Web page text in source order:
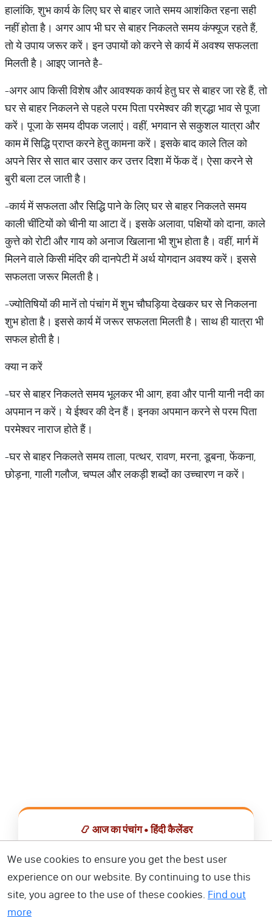
हालांकि, शुभ कार्य के लिए घर से बाहर जाते समय आशंकित रहना सही
नहीं होता है। अगर आप भी घर से बाहर निकलते समय कंफ्यूज रहते हैं,
तो ये उपाय जरूर करें। इन उपायों को करने से कार्य में अवश्य सफलता
मिलती है। आइए जानते है-
-अगर आप किसी विशेष और आवश्यक कार्य हेतु घर से बाहर जा रहे हैं, तो
घर से बाहर निकलने से पहले परम पिता परमेश्वर की श्रद्धा भाव से पूजा
करें। पूजा के समय दीपक जलाएं। वहीं, भगवान से सकुशल यात्रा और
काम में सिद्धि प्राप्त करने हेतु कामना करें। इसके बाद काले तिल को
अपने सिर से सात बार उसार कर उत्तर दिशा में फेंक दें। ऐसा करने से
बुरी बला टल जाती है।
-कार्य में सफलता और सिद्धि पाने के लिए घर से बाहर निकलते समय
काली चींटियों को चीनी या आटा दें। इसके अलावा, पक्षियों को दाना, काले
कुत्ते को रोटी और गाय को अनाज खिलाना भी शुभ होता है। वहीं, मार्ग में
मिलने वाले किसी मंदिर की दानपेटी में अर्थ योगदान अवश्य करें। इससे
सफलता जरूर मिलती है।
-ज्योतिषियों की मानें तो पंचांग में शुभ चौघड़िया देखकर घर से निकलना
शुभ होता है। इससे कार्य में जरूर सफलता मिलती है। साथ ही यात्रा भी
सफल होती है।
क्या न करें
-घर से बाहर निकलते समय भूलकर भी आग, हवा और पानी यानी नदी का
अपमान न करें। ये ईश्वर की देन हैं। इनका अपमान करने से परम पिता
परमेश्वर नाराज होते हैं।
-घर से बाहर निकलते समय ताला, पत्थर, रावण, मरना, डूबना, फेंकना,
छोड़ना, गाली गलौज, चप्पल और लकड़ी शब्दों का उच्चारण न करें।
📿 आज का पंचांग • हिंदी कैलेंडर
📅 हिंदी कैलेंडर ऐप डाउनलोड करें
We use cookies to ensure you get the best user
experience on our website. By continuing to use this
site, you agree to the use of these cookies. Find out
more